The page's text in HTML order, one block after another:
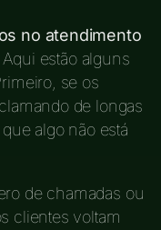
no atendimento
estão alguns
se os
de longas
algo não está
de chamadas ou
clientes voltam